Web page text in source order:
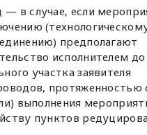
— в случае, если
предполагают
исполнителем
участка заявителя
выполнения
пунктов